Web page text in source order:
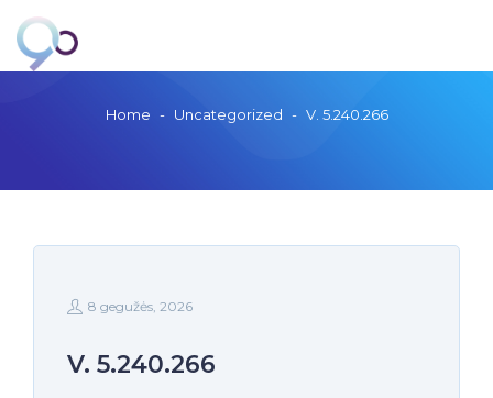
Home - Uncategorized - V. 5.240.266
8 gegužės, 2026
V. 5.240.266